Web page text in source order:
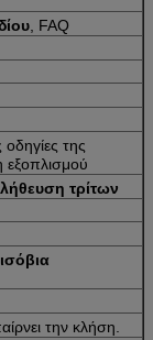
, FAQ
της
εξοπλισμού
τρίτων
την κλήση.